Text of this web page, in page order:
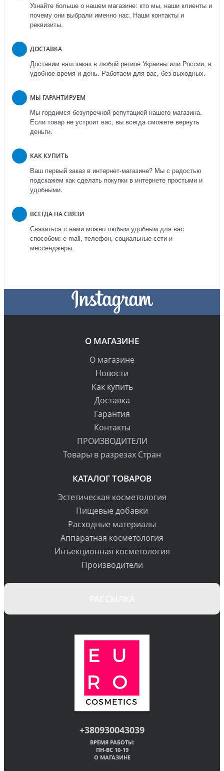
Узнайте больше о нашем магазине: кто мы, наши клиенты и
почему они выбрали именно нас. Наши контакты и
реквизиты.
ДОСТАВКА
Доставим ваш заказ в любой регион Украины или России, в
удобное время и день. Работаем для вас, без выходных.
МЫ ГАРАНТИРУЕМ
Мы гордимся безупречной репутацией нашего магазина.
Если товар не устроит вас, вы всегда сможете вернуть
деньги.
КАК КУПИТЬ
Ваш первый заказ в интернет-магазине? Мы с радостью
подскажем как сделать покупки в интернете простыми и
удобными.
ВСЕГДА НА СВЯЗИ
Связаться с нами можно любым удобным для вас
способом: e-mail, телефон, социальные сети и
мессенджеры.
О МАГАЗИНЕ
О магазине
Новости
Как купить
Доставка
Гарантия
Контакты
ПРОИЗВОДИТЕЛИ
Товары в разрезах Стран
КАТАЛОГ ТОВАРОВ
Эстетическая косметология
Пищевые добавки
Расходные материалы
Аппаратная косметология
Инъекционная косметология
Производители
+380930043039
ВРЕМЯ РАБОТЫ:
ПН-ВС 10-19
О МАГАЗИНЕ